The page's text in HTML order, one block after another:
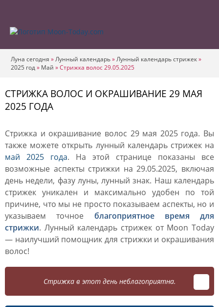
Луна сегодня »Лунный календарь»Лунный календарь стрижек»
2025 год» Май »Стрижка волос 29.05.2025
СТРИЖКА ВОЛОС И ОКРАШИВАНИЕ 29 МАЯ
2025 ГОДА
Стрижка и окрашивание волос 29 мая 2025 года. Вы
также можете открыть лунный календарь стрижек на
май 2025 года. На этой странице показаны все
возможные аспекты стрижки на 29.05.2025, включая
день недели, фазу луны, лунный знак. Наш календарь
стрижек уникален и максимально удобен по той
причине, что мы не просто показываем аспекты, но и
указываем точное благоприятное время для
стрижки. Лунный календарь стрижек от Moon Today
— наилучший помощник для стрижки и окрашивания
волос!
Стрижка в этот день неблагоприятна.